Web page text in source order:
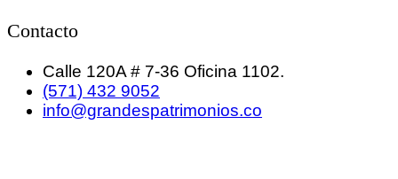
Contacto
Calle 120A # 7-36 Oficina 1102.
(571) 432 9052
info@grandespatrimonios.co